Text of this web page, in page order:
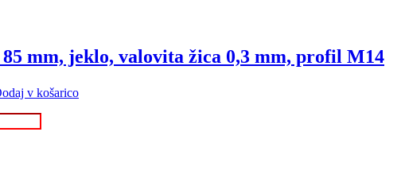
mm, jeklo, valovita žica 0,3 mm, profil M14
v košarico